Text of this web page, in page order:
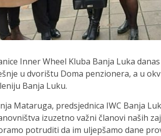
Inner Wheel Kluba Banja Luka
u dvorištu Doma penzionera, a u
Banja Luku.
Mataruga, predsjednica IWC Banja
izuzetno važni članovi naših
potruditi da im uljepšamo dane